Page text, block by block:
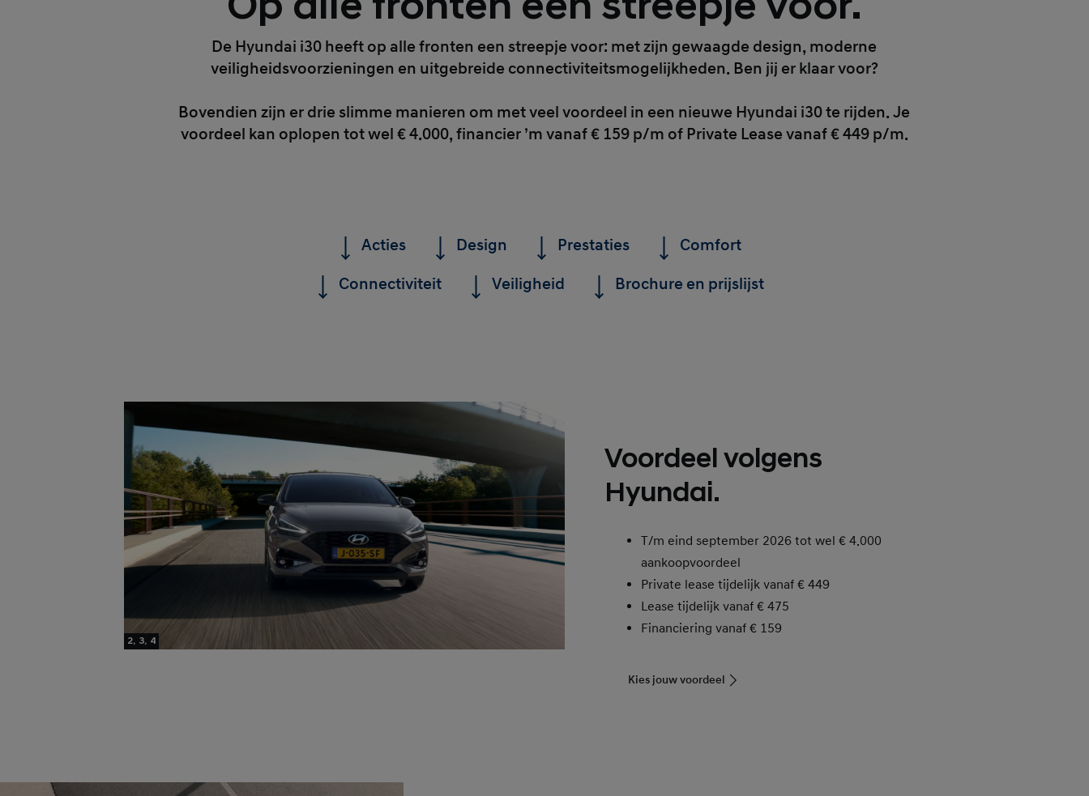
De Hyundai i30 heeft op alle fronten een streepje voor: met zijn gewaagde design, moderne
veiligheidsvoorzieningen en uitgebreide connectiviteitsmogelijkheden. Ben jij er klaar voor?
Bovendien zijn er drie slimme manieren om met veel voordeel in een nieuwe Hyundai i30 te rijden. Je
voordeel kan oplopen tot wel € 4.000, financier ’m vanaf € 159 p/m of Private Lease vanaf € 449 p/m.
Acties Design Prestaties
Comfort
Connectiviteit
Veiligheid Brochure en prijslijst
2, 3, 4
Voordeel volgens
Hyundai.
T/m eind september 2026 tot wel € 4.000
aankoopvoordeel
Private lease tijdelijk vanaf € 449
Lease tijdelijk vanaf € 475
Financiering vanaf € 159
Kies jouw voordeel